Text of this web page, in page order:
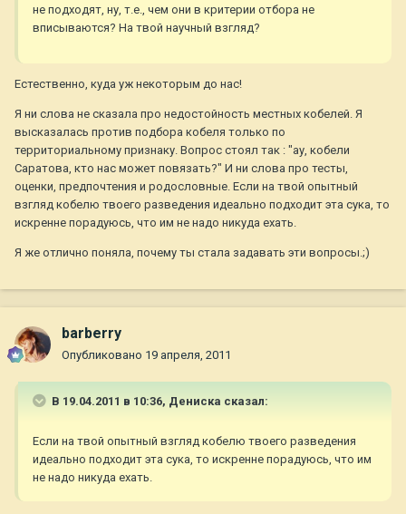
не подходят, ну, т.е., чем они в критерии отбора не
вписываются? На твой научный взгляд?
Естественно, куда уж некоторым до нас!
Я ни слова не сказала про недостойность местных кобелей. Я
высказалась против подбора кобеля только по
территориальному признаку. Вопрос стоял так : "ау, кобели
Саратова, кто нас может повязать?" И ни слова про тесты,
оценки, предпочтения и родословные. Если на твой опытный
взгляд кобелю твоего разведения идеально подходит эта сука, то
искренне порадуюсь, что им не надо никуда ехать.
Я же отлично поняла, почему ты стала задавать эти вопросы.;)
barberry
Опубликовано 19 апреля, 2011
В 19.04.2011 в 10:36, Дениска сказал:
Если на твой опытный взгляд кобелю твоего разведения
идеально подходит эта сука, то искренне порадуюсь, что им
не надо никуда ехать.